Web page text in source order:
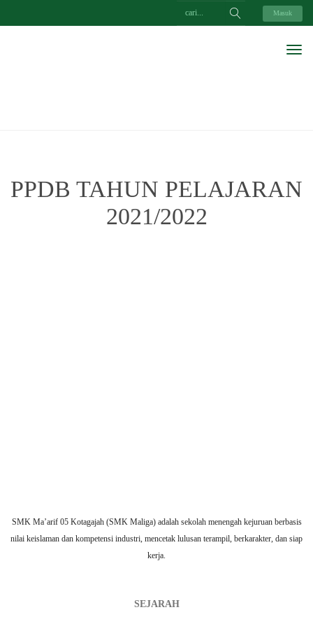
Masuk
PPDB TAHUN PELAJARAN
2021/2022
SMK Ma’arif 05 Kotagajah (SMK Maliga) adalah sekolah menengah kejuruan berbasis
nilai keislaman dan kompetensi industri, mencetak lulusan terampil, berkarakter, dan siap
kerja.
SEJARAH